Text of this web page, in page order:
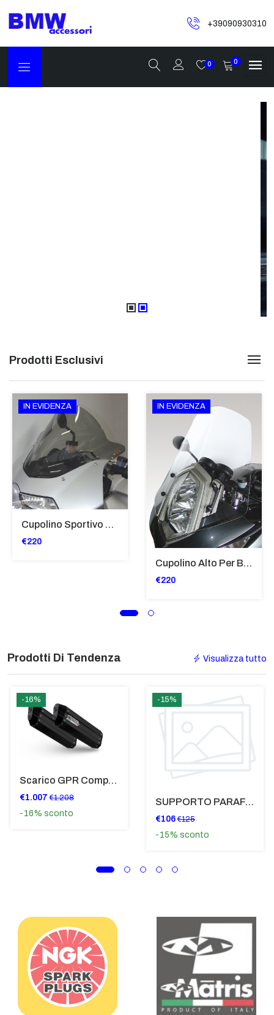
+39090930310
0 0
Prodotti Esclusivi
IN EVIDENZA
Cupolino Sportivo Per Bmw K 1200 R Sport 2005-07 TRASPARENTE - Sc967-T
€220
IN EVIDENZA
Cupolino Alto Per Bmw R 1200 St 2004 - 2007 TRASPARENTE - Sc950-T
€220
Prodotti Di Tendenza Visualizza tutto
-16%
Scarico GPR Compatibile Con Bmw K 1600 Gt 2017-2021 - Hyper Sonic Black Titanium
€1.007 €1.208
-16% sconto
-15%
SUPPORTO PARAFANGO POSTERIORE BMW F900XR
€106 €125
-15% sconto